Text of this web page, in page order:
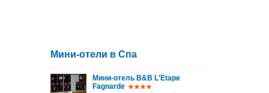
Мини-отели в Спа
Мини-отель B&B L'Etape
Fagnarde